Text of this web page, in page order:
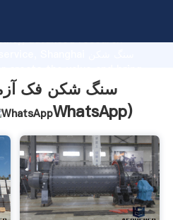
advanced research
سنگ شکن فک
WhatsApp)